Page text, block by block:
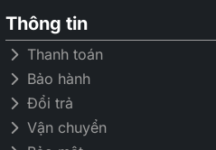
Thông tin
Thanh toán
Bảo hành
Đổi trả
Vận chuyển